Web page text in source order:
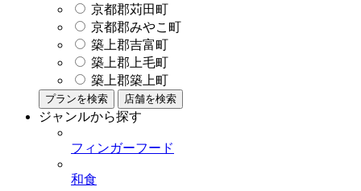
京都郡苅田町
京都郡みやこ町
築上郡吉富町
築上郡上毛町
築上郡築上町
プランを検索 店舗を検索
ジャンルから探す
フィンガーフード
和食